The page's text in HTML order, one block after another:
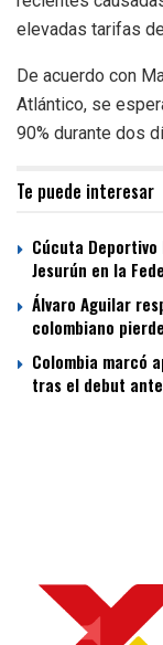
elevadas tarifas
De acuerdo con
Atlántico, se
90% durante dos
Te puede interesar
Cúcuta
Jesurún en la
Álvaro Aguilar
colombiano
Colombia marcó
tras el debut